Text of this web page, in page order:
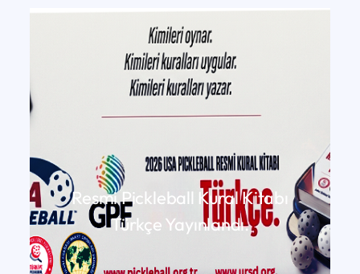
Resmi Pickleball Kural Kitabı
Türkçe Yayınlandı.